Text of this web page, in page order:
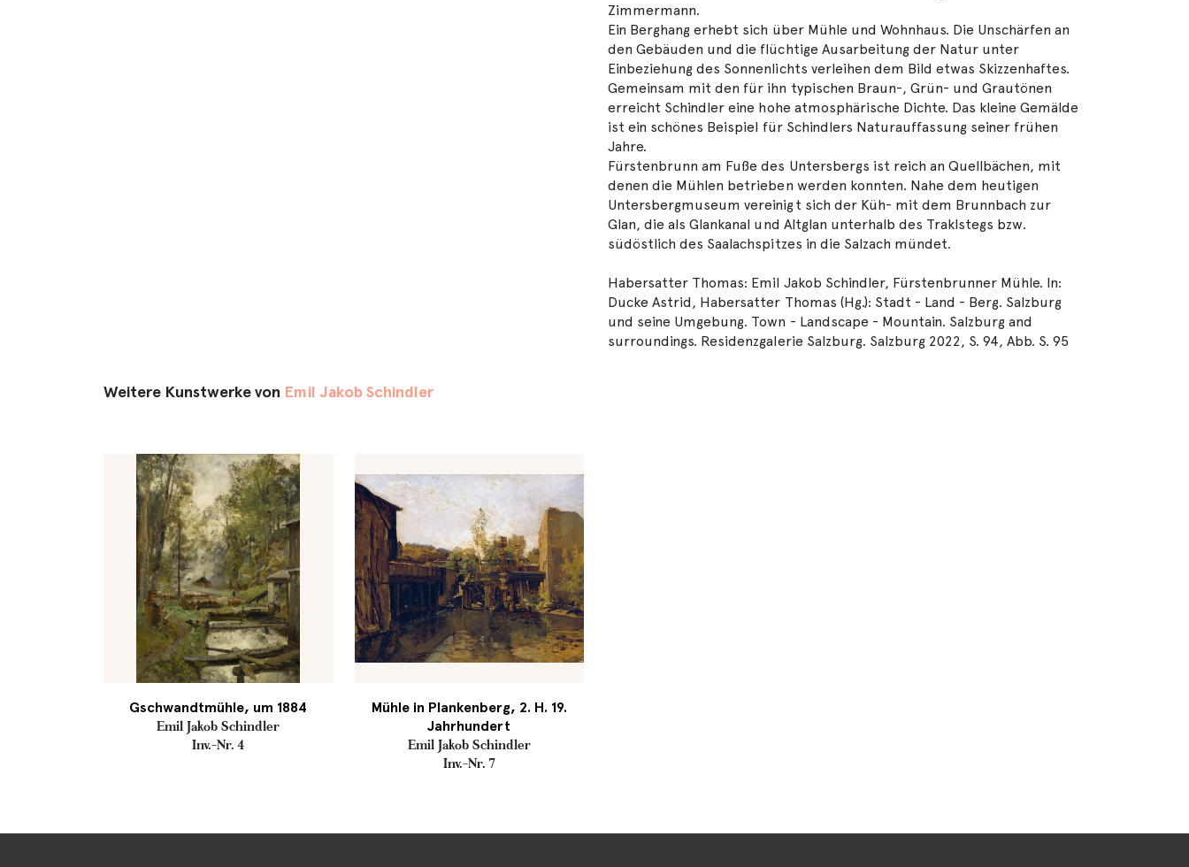
Zimmermann.
Ein Berghang erhebt sich über Mühle und Wohnhaus. Die Unschärfen an
den Gebäuden und die flüchtige Ausarbeitung der Natur unter
Einbeziehung des Sonnenlichts verleihen dem Bild etwas Skizzenhaftes.
Gemeinsam mit den für ihn typischen Braun-, Grün- und Grautönen
erreicht Schindler eine hohe atmosphärische Dichte. Das kleine Gemälde
ist ein schönes Beispiel für Schindlers Naturauffassung seiner frühen
Jahre.
Fürstenbrunn am Fuße des Untersbergs ist reich an Quellbächen, mit
denen die Mühlen betrieben werden konnten. Nahe dem heutigen
Untersbergmuseum vereinigt sich der Küh- mit dem Brunnbach zur
Glan, die als Glankanal und Altglan unterhalb des Traklstegs bzw.
südöstlich des Saalachspitzes in die Salzach mündet.
Habersatter Thomas: Emil Jakob Schindler, Fürstenbrunner Mühle. In:
Ducke Astrid, Habersatter Thomas (Hg.): Stadt - Land - Berg. Salzburg
und seine Umgebung. Town - Landscape - Mountain. Salzburg and
surroundings. Residenzgalerie Salzburg. Salzburg 2022, S. 94, Abb. S. 95
Weitere Kunstwerke von Emil Jakob Schindler
Gschwandtmühle, um 1884
Emil Jakob Schindler
Inv.-Nr. 4
Mühle in Plankenberg, 2. H. 19.
Jahrhundert
Emil Jakob Schindler
Inv.-Nr. 7